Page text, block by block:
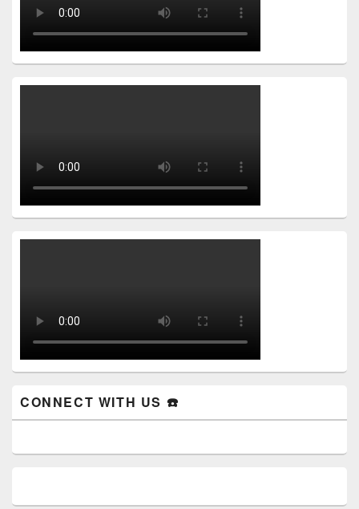
CONNECT WITH US ☎️